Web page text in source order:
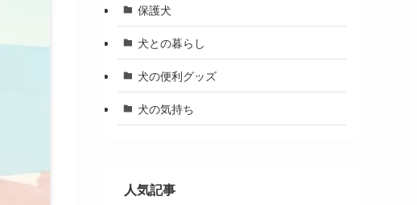
保護犬
犬との暮らし
犬の便利グッズ
犬の気持ち
人気記事